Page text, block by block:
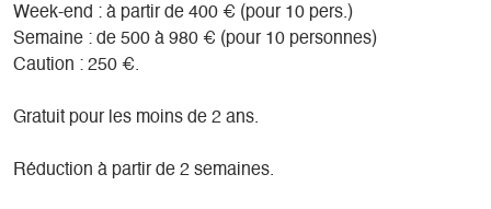
Week-end : à partir de 400 € (pour 10 pers.)
Semaine : de 500 à 980 € (pour 10 personnes)
Caution : 250 €.
Gratuit pour les moins de 2 ans.
Réduction à partir de 2 semaines.